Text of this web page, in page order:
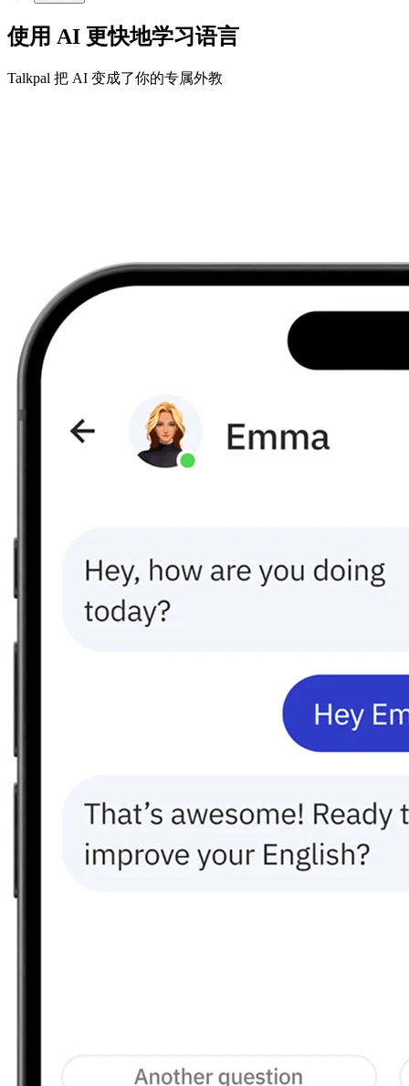
使用 AI 更快地学习语言
Talkpal 把 AI 变成了你的专属外教